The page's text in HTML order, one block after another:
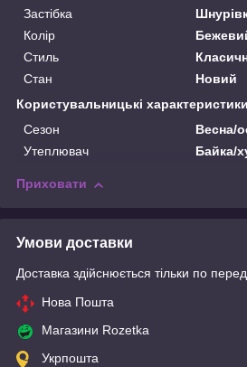
Застібка
Колір
Стиль
Стан
Новий
Користувальницькі характеристики
Сезон
Весна/
Утеплювач
Байка/
Приховати
Умови доставки
Доставка здійснюється тільки по
Нова Пошта
Магазини Rozetka
Укрпошта